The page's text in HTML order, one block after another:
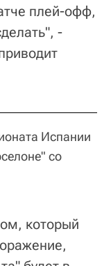
плей-офф,
-
Испании
со
который